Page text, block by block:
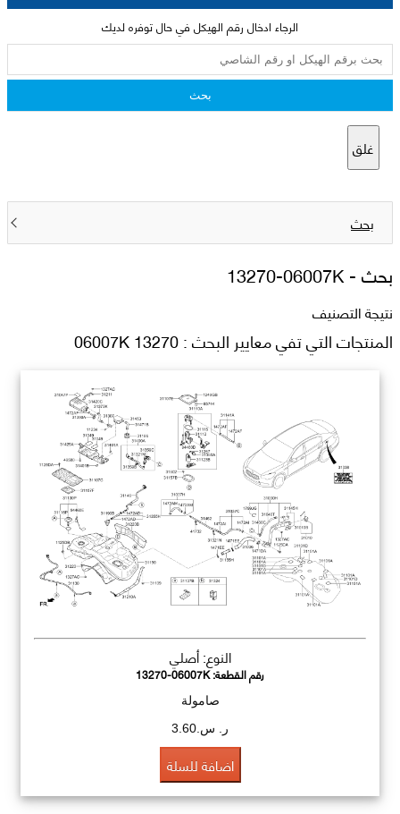
الرجاء ادخال رقم الهيكل في حال توفره لديك
بحث
غلق
بحث
بحث -13270-06007K
نتيجة التصنيف
المنتجات التي تفي معايير البحث : 13270 06007K
النوع: أصلي
رقم القطعة:13270-06007K
صامولة
ر. س.3.60
اضافة للسلة